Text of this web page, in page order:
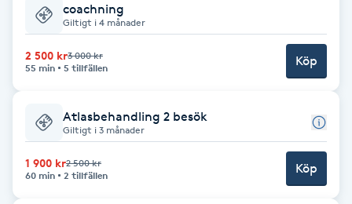
Diamantslipning
Extensions
coachning
Giltigt i 4 månader
2 500 kr3 000 kr
55 min
5 tillfällen Köp
Atlasbehandling 2 besök
Giltigt i 3 månader
1 900 kr2 500 kr
60 min
2 tillfällen Köp